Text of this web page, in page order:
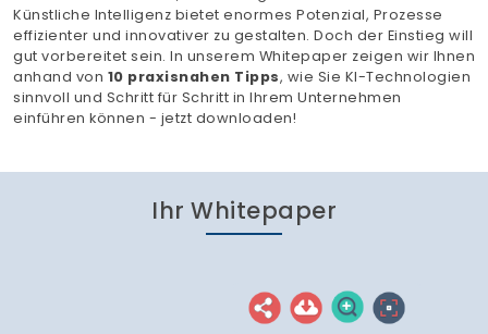
Künstliche Intelligenz bietet enormes Potenzial, Prozesse
effizienter und innovativer zu gestalten. Doch der Einstieg will
gut vorbereitet sein. In unserem Whitepaper zeigen wir Ihnen
anhand von 10 praxisnahen Tipps, wie Sie KI-Technologien
sinnvoll und Schritt für Schritt in Ihrem Unternehmen
einführen können - jetzt downloaden!
Ihr Whitepaper